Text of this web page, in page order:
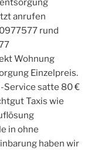
anrufen
rund
Wohnung
Einzelpreis.
Service satte 80 €
Taxis wie
in ohne
haben wir